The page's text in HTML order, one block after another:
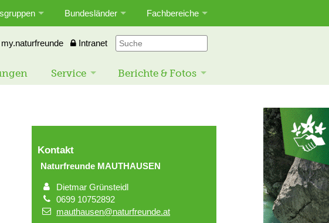
Bundesländer Fachbereiche
my.naturfreunde Intranet
Service Berichte & Fotos
Kontakt
Naturfreunde MAUTHAUSEN
Dietmar Grünsteidl
0699 10752892
mauthausen@naturfreunde.at